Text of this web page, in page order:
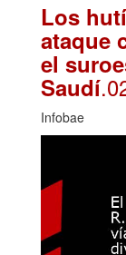
Los
ataque
el
Saudí
Infobae